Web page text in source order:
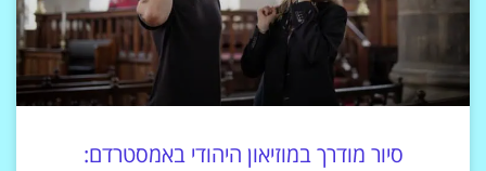
סיור מודרך במוזיאון היהודי באמסטרדם: